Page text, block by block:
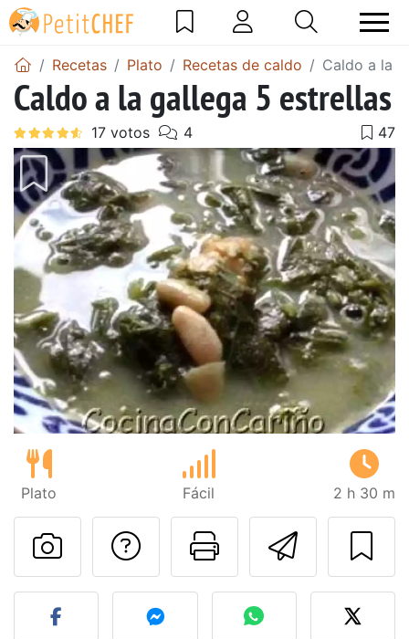
Recetas Plato Recetas de caldo Caldo a la
Caldo a la gallega 5 estrellas
Plato Fácil 2 h 30 m
Imprimir
Preguntar al autor
Publicar la foto de esta